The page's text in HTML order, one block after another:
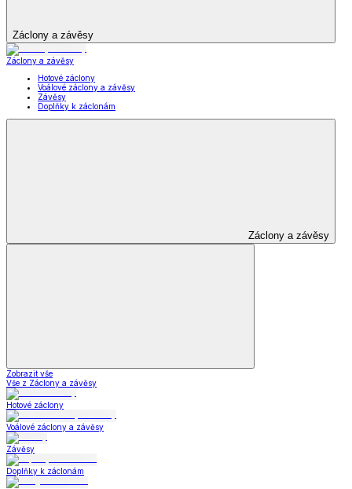
Záclony a závěsy
Záclony a závěsy
Hotové záclony
Voálové záclony a závěsy
Závěsy
Doplňky k záclonám
Záclony a závěsy
Zobrazit vše
Vše z Záclony a závěsy
Hotové záclony
Voálové záclony a závěsy
Závěsy
Doplňky k záclonám